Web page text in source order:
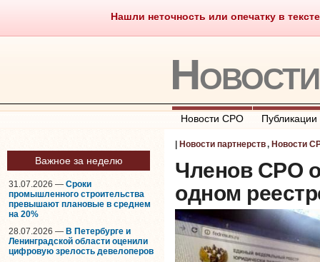
Нашли неточность или опечатку в
Саморегулирование Что
Новости СРО Публикации
Важное за неделю
31.07.2026 — Сроки
промышленного строительства
превышают плановые в среднем
на 20%
28.07.2026 — В Петербурге и
Ленинградской области оценили
цифровую зрелость девелоперов
Новости партнерств, Новости
Членов СРО
одном